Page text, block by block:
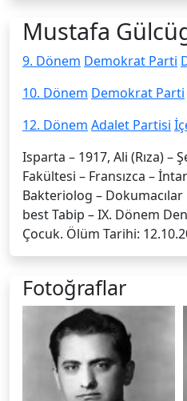
Mustafa
9. Dönem Demokrat Parti
10. Dönem Demokrat Parti
12. Dönem Adalet Partisi
Isparta – 1917, Ali (Rıza) –
Fakültesi – Fransızca –
Bakteriolog –
best Tabip – IX. Dönem
Çocuk. Ölüm Tarihi:
Fotoğraflar